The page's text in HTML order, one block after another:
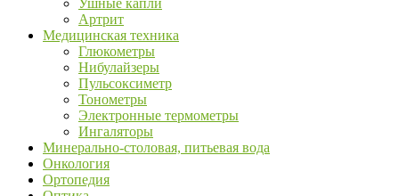
Ушные капли
Артрит
Медицинская техника
Глюкометры
Нибулайзеры
Пульсоксиметр
Тонометры
Электронные термометры
Ингаляторы
Минерально-столовая, питьевая вода
Онкология
Ортопедия